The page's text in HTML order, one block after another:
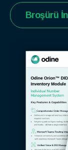
Broşürü